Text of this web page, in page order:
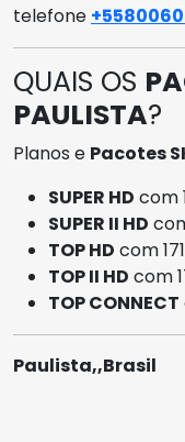
telefone
QUAIS OS
PAULISTA?
Planos e Pacotes
SUPER HD com
SUPER II HD
TOP HD com
TOP II HD com
TOP CONNECT
Paulista,,Brasil